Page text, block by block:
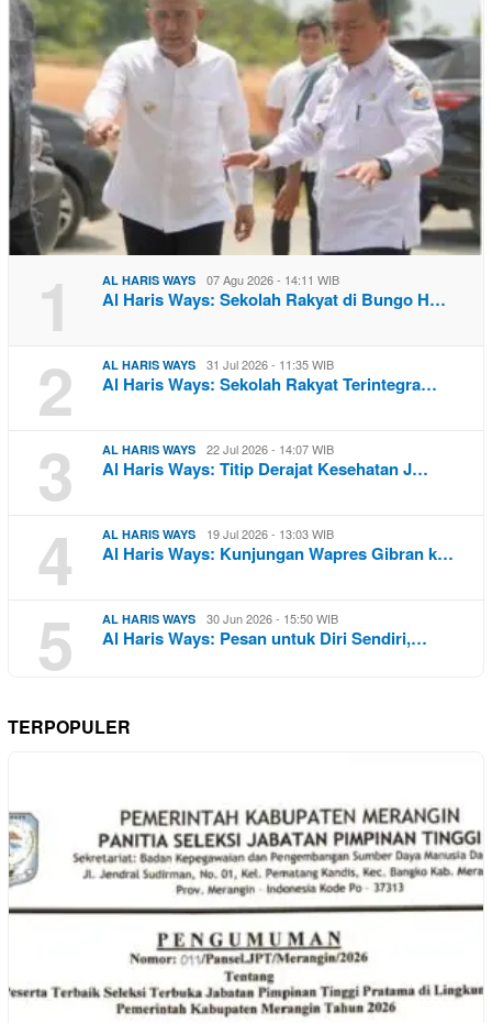
1 AL HARIS WAYS 07 Agu 2026 - 14:11 WIB
Al Haris Ways: Sekolah Rakyat di Bungo H…
2 AL HARIS WAYS 31 Jul 2026 - 11:35 WIB
Al Haris Ways: Sekolah Rakyat Terintegra…
3 AL HARIS WAYS 22 Jul 2026 - 14:07 WIB
Al Haris Ways: Titip Derajat Kesehatan J…
4 AL HARIS WAYS 19 Jul 2026 - 13:03 WIB
Al Haris Ways: Kunjungan Wapres Gibran k…
5 AL HARIS WAYS 30 Jun 2026 - 15:50 WIB
Al Haris Ways: Pesan untuk Diri Sendiri,…
TERPOPULER